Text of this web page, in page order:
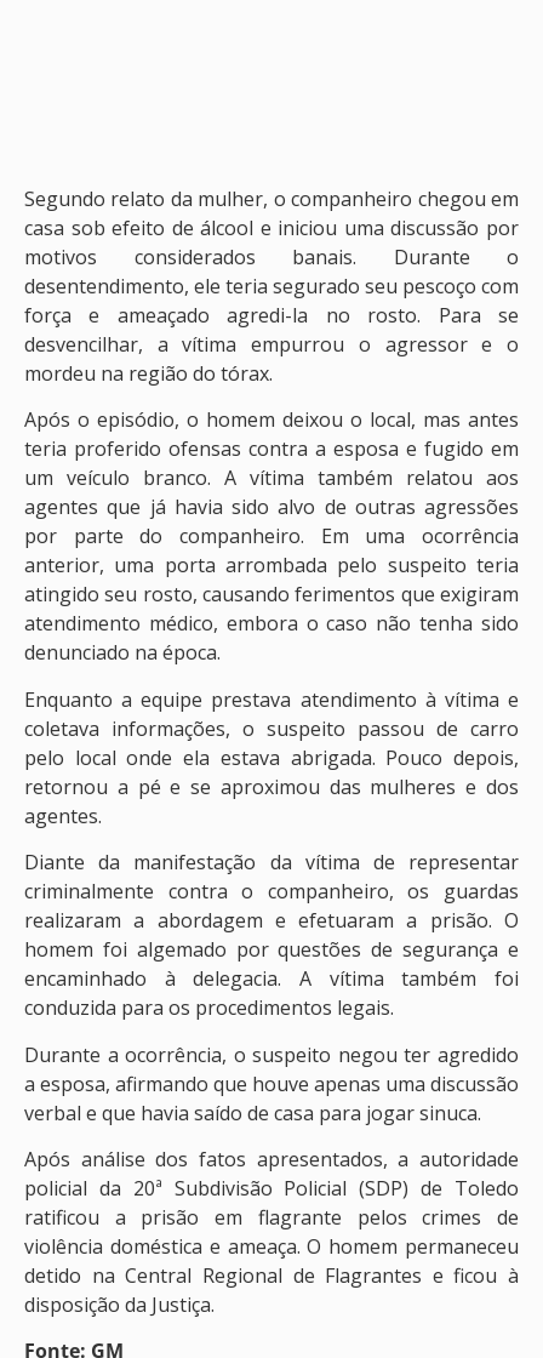
Segundo relato da mulher, o companheiro chegou em
casa sob efeito de álcool e iniciou uma discussão por
motivos considerados banais. Durante o
desentendimento, ele teria segurado seu pescoço com
força e ameaçado agredi-la no rosto. Para se
desvencilhar, a vítima empurrou o agressor e o
mordeu na região do tórax.
Após o episódio, o homem deixou o local, mas antes
teria proferido ofensas contra a esposa e fugido em
um veículo branco. A vítima também relatou aos
agentes que já havia sido alvo de outras agressões
por parte do companheiro. Em uma ocorrência
anterior, uma porta arrombada pelo suspeito teria
atingido seu rosto, causando ferimentos que exigiram
atendimento médico, embora o caso não tenha sido
denunciado na época.
Enquanto a equipe prestava atendimento à vítima e
coletava informações, o suspeito passou de carro
pelo local onde ela estava abrigada. Pouco depois,
retornou a pé e se aproximou das mulheres e dos
agentes.
Diante da manifestação da vítima de representar
criminalmente contra o companheiro, os guardas
realizaram a abordagem e efetuaram a prisão. O
homem foi algemado por questões de segurança e
encaminhado à delegacia. A vítima também foi
conduzida para os procedimentos legais.
Durante a ocorrência, o suspeito negou ter agredido
a esposa, afirmando que houve apenas uma discussão
verbal e que havia saído de casa para jogar sinuca.
Após análise dos fatos apresentados, a autoridade
policial da 20ª Subdivisão Policial (SDP) de Toledo
ratificou a prisão em flagrante pelos crimes de
violência doméstica e ameaça. O homem permaneceu
detido na Central Regional de Flagrantes e ficou à
disposição da Justiça.
Fonte: GM